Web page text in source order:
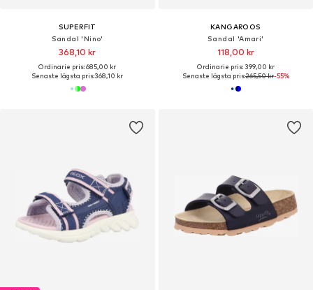
SUPERFIT
Sandal 'Nino'
368,10 kr
Ordinarie pris: 685,00 kr
Senaste lägsta pris:368,10 kr
KANGAROOS
Sandal 'Amari'
118,00 kr
Ordinarie pris: 399,00 kr
Senaste lägsta pris:265,50 kr-55%